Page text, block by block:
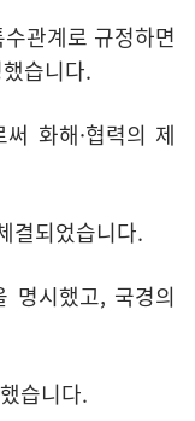
관계로 규정하면
습니다.
화해·협력의 제
결되었습니다.
명시했고, 국경의
습니다.